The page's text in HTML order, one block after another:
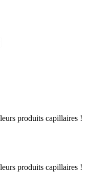
produits capillaires !
produits capillaires !